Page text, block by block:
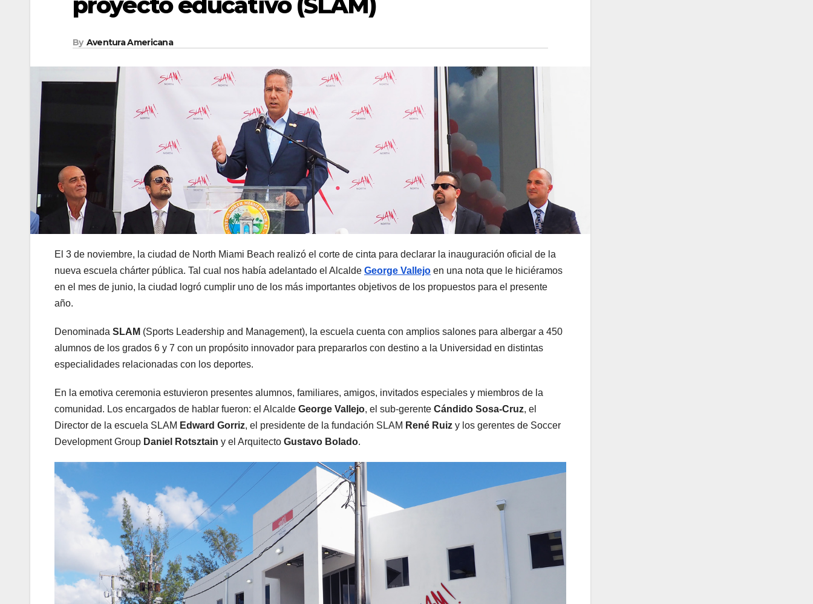
By Aventura Americana
El 3 de noviembre, la ciudad de North Miami Beach realizó el corte de cinta para declarar la inauguración oficial de la
nueva escuela chárter pública. Tal cual nos había adelantado el Alcalde George Vallejo en una nota que le hiciéramos
en el mes de junio, la ciudad logró cumplir uno de los más importantes objetivos de los propuestos para el presente
año.
Denominada SLAM (Sports Leadership and Management), la escuela cuenta con amplios salones para albergar a 450
alumnos de los grados 6 y 7 con un propósito innovador para prepararlos con destino a la Universidad en distintas
especialidades relacionadas con los deportes.
En la emotiva ceremonia estuvieron presentes alumnos, familiares, amigos, invitados especiales y miembros de la
comunidad. Los encargados de hablar fueron: el Alcalde George Vallejo, el sub-gerente Cándido Sosa-Cruz, el
Director de la escuela SLAM Edward Gorriz, el presidente de la fundación SLAM René Ruiz y los gerentes de Soccer
Development Group Daniel Rotsztain y el Arquitecto Gustavo Bolado.